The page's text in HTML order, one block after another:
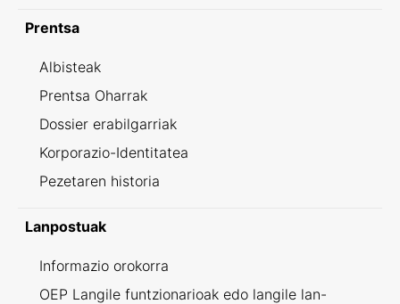
Prentsa
Albisteak
Prentsa Oharrak
Dossier erabilgarriak
Korporazio-Identitatea
Pezetaren historia
Lanpostuak
Informazio orokorra
OEP Langile funtzionarioak edo langile lan-